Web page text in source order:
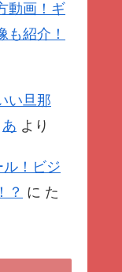
動画！ギ
も紹介！
い旦那
あ より
！ビジ
？ に た